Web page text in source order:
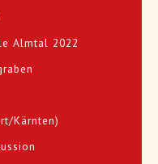
Almtal 2022
Kärnten)